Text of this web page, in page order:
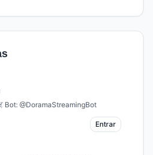
@DoramaStreamingBot
Entrar